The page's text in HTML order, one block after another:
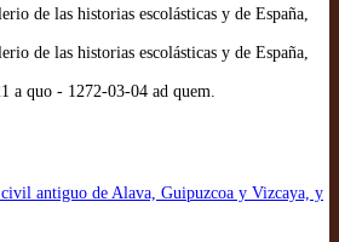
de las historias escolásticas y de España,
de las historias escolásticas y de España,
a quo - 1272-03-04 ad quem.
civil antiguo de Alava, Guipuzcoa y Vizcaya, y